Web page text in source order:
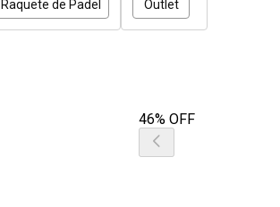
Raquete de Padel
Outlet
46% OFF